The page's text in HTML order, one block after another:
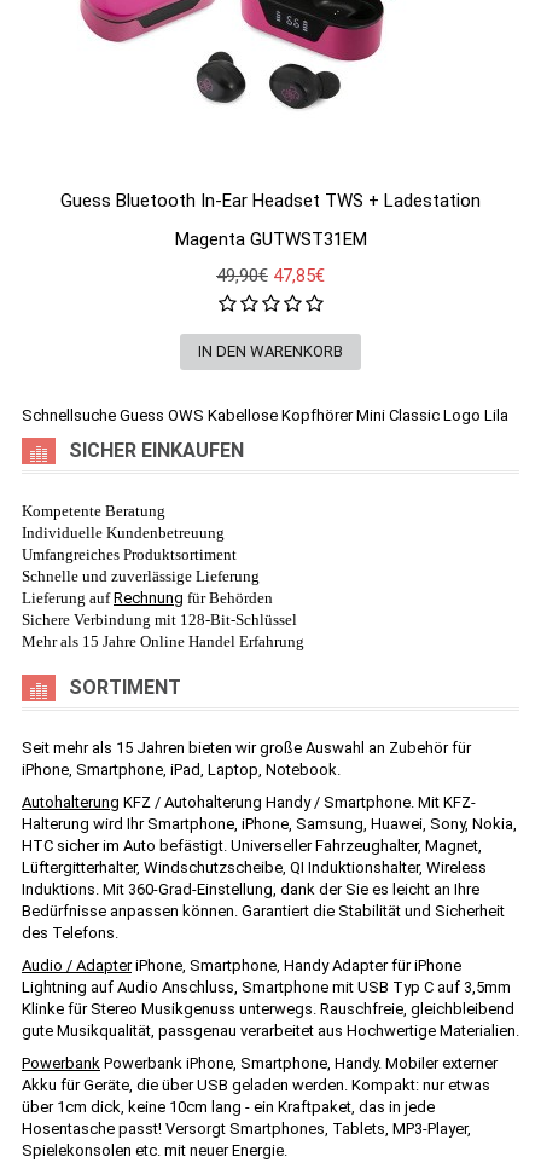
Guess Bluetooth In-Ear Headset TWS + Ladestation
Magenta GUTWST31EM
49,90€ 47,85€
Schnellsuche Guess OWS Kabellose Kopfhörer Mini Classic Logo Lila
SICHER EINKAUFEN
Kompetente Beratung
Individuelle Kundenbetreuung
Umfangreiches Produktsortiment
Schnelle und zuverlässige Lieferung
Lieferung aufRechnung für Behörden
Sichere Verbindung mit 128-Bit-Schlüssel
Mehr als 15 Jahre Online Handel Erfahrung
SORTIMENT
Seit mehr als 15 Jahren bieten wir große Auswahl an Zubehör für
iPhone, Smartphone, iPad, Laptop, Notebook.
Autohalterung KFZ / Autohalterung Handy / Smartphone. Mit KFZ-
Halterung wird Ihr Smartphone, iPhone, Samsung, Huawei, Sony, Nokia,
HTC sicher im Auto befästigt. Universeller Fahrzeughalter, Magnet,
Lüftergitterhalter, Windschutzscheibe, QI Induktionshalter, Wireless
Induktions. Mit 360-Grad-Einstellung, dank der Sie es leicht an Ihre
Bedürfnisse anpassen können. Garantiert die Stabilität und Sicherheit
des Telefons.
Audio / AdapteriPhone, Smartphone, Handy Adapter für iPhone
Lightning auf Audio Anschluss, Smartphone mit USB Typ C auf 3,5mm
Klinke für Stereo Musikgenuss unterwegs. Rauschfreie, gleichbleibend
gute Musikqualität, passgenau verarbeitet aus Hochwertige Materialien.
Powerbank Powerbank iPhone, Smartphone, Handy. Mobiler externer
Akku für Geräte, die über USB geladen werden. Kompakt: nur etwas
über 1cm dick, keine 10cm lang - ein Kraftpaket, das in jede
Hosentasche passt! Versorgt Smartphones, Tablets, MP3-Player,
Spielekonsolen etc. mit neuer Energie.